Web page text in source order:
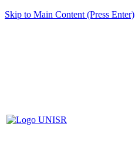
Skip to Main Content (Press Enter)